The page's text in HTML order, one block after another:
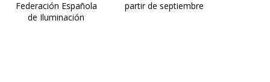
Federación Española
de Iluminación
partir de septiembre